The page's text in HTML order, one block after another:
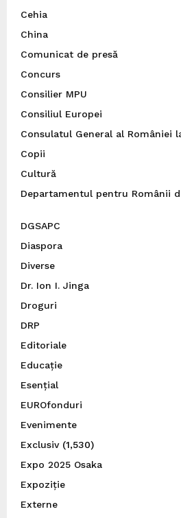
Cehia
China
Comunicat de presă
Concurs
Consilier MPU
Consiliul Europei
Consulatul General al României
Copii
Cultură
Departamentul pentru Românii
DGSAPC
Diaspora
Diverse
Dr. Ion I. Jinga
Droguri
DRP
Editoriale
Educație
Esențial
EUROfonduri
Evenimente
Exclusiv(1,530)
Expo 2025 Osaka
Expoziție
Externe